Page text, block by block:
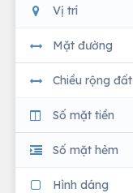
Vị trí
Mặt đường
Chiều rộng đất
Số mặt tiền
Số mặt hẻm
Hình dáng